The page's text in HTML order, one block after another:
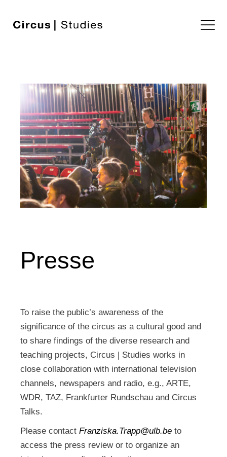
Presse
To raise the public’s awareness of the
significance of the circus as a cultural good and
to share findings of the diverse research and
teaching projects, Circus | Studies works in
close collaboration with international television
channels, newspapers and radio, e.g., ARTE,
WDR, TAZ, Frankfurter Rundschau and Circus
Talks.
Please contactFranziska.Trapp@ulb.be to
access the press review or to organize an